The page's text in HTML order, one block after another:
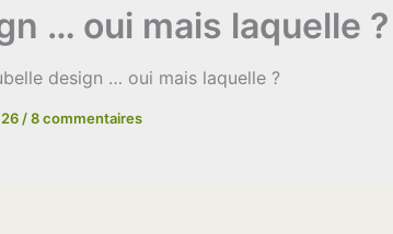
… oui mais laquelle ?
design … oui mais laquelle ?
/8 commentaires